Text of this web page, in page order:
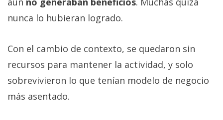
nunca lo hubieran logrado.
Con el cambio de contexto, se quedaron sin
recursos para mantener la actividad, y solo
sobrevivieron lo que tenían modelo de negocio
más asentado.